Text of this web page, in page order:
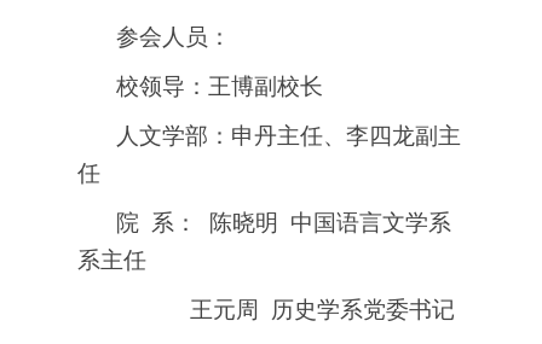
参会人员：
校领导：王博副校长
人文学部：申丹主任、李四龙副主
任
院 系： 陈晓明
中国语言文学系
系主任
王元周
历史学系党委书记